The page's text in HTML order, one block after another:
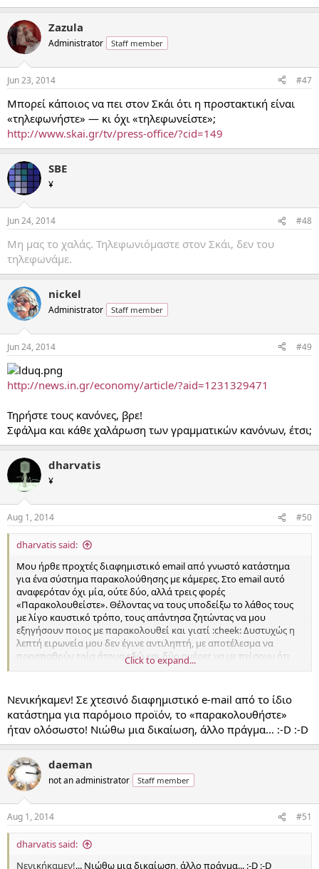
Zazula
Administrator Staff member
Jun 23, 2014 #47
Μπορεί κάποιος να πει στον Σκάι ότι η προστακτική είναι
«τηλεφωνήστε» — κι όχι «τηλεφωνείστε»;
http://www.skai.gr/tv/press-office/?cid=149
SBE
¥
Jun 24, 2014 #48
Μη μας το χαλάς. Τηλεφωνιόμαστε στον Σκάι, δεν του
τηλεφωνάμε.
nickel
Administrator Staff member
Jun 24, 2014 #49
http://news.in.gr/economy/article/?aid=1231329471
Τηρήστε τους κανόνες, βρε!
Σφάλμα και κάθε χαλάρωση των γραμματικών κανόνων, έτσι;
dharvatis
¥
Aug 1, 2014 #50
dharvatis said:
Μου ήρθε προχτές διαφημιστικό email από γνωστό κατάστημα
για ένα σύστημα παρακολούθησης με κάμερες. Στο email αυτό
αναφερόταν όχι μία, ούτε δύο, αλλά τρεις φορές
«Παρακολουθείστε». Θέλοντας να τους υποδείξω το λάθος τους
με λίγο καυστικό τρόπο, τους απάντησα ζητώντας να μου
εξηγήσουν ποιος με παρακολουθεί και γιατί :cheek: Δυστυχώς η
λεπτή ειρωνεία μου δεν έγινε αντιληπτή, με αποτέλεσμα να
προσπαθούν τρία άτομα εδώ και δύο ημέρες να με πείσουν ότι
δεν με παρακολουθεί κανείς :laugh::laugh: Το αποκορύφωμα όμως
«παρακολουθήστε» [sic] εσείς από κάποιον...».
Μετά από αυτό δεν ξέρω αν πρέπει να εγκαταλείψω την
προσπάθεια ή να το τραβήξω λίγο ακόμα... :devil::devil:
ΥΓ. Στο ίδιο email υπάρχει και ένα ωραιότατο και
ισοπεδωτικότατο
Click to expand...
Νενικήκαμεν! Σε χτεσινό διαφημιστικό e-mail από το ίδιο
κατάστημα για παρόμοιο προϊόν, το «παρακολουθήστε»
ήταν ολόσωστο! Νιώθω μια δικαίωση, άλλο πράγμα... :-D :-D
daeman
not an administrator Staff member
Aug 1, 2014 #51
dharvatis said:
Νενικήκαμεν!... Νιώθω μια δικαίωση, άλλο πράγμα... :-D :-D